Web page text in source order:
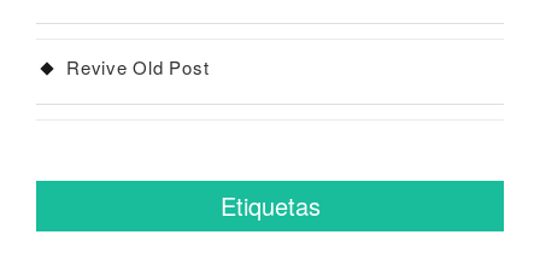
Revive Old Post
Etiquetas